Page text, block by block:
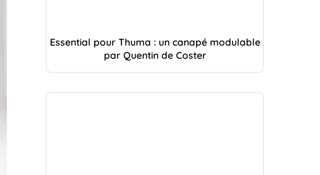
Essential pour Thuma : un canapé modulable
par Quentin de Coster